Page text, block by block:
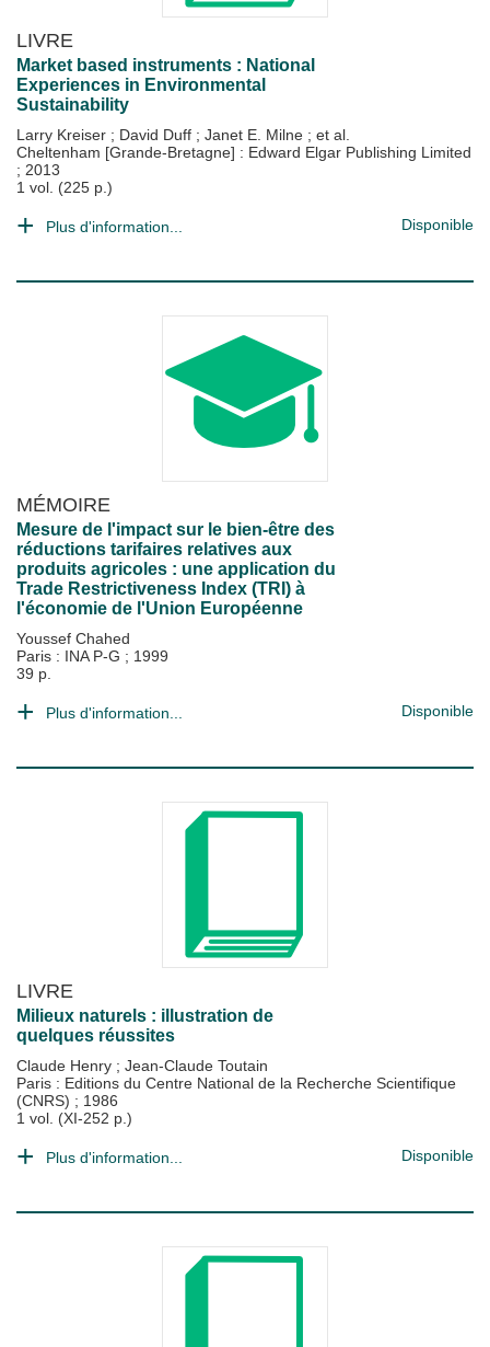
LIVRE
Market based instruments : National
Experiences in Environmental
Sustainability
Larry Kreiser ; David Duff ; Janet E. Milne ; et al.
Cheltenham [Grande-Bretagne] : Edward Elgar Publishing Limited
; 2013
1 vol. (225 p.)
Plus d'information... Disponible
MÉMOIRE
Mesure de l'impact sur le bien-être des
réductions tarifaires relatives aux
produits agricoles : une application du
Trade Restrictiveness Index (TRI) à
l'économie de l'Union Européenne
Youssef Chahed
Paris : INA P-G ; 1999
39 p.
Plus d'information... Disponible
LIVRE
Milieux naturels : illustration de
quelques réussites
Claude Henry ; Jean-Claude Toutain
Paris : Editions du Centre National de la Recherche Scientifique
(CNRS) ; 1986
1 vol. (XI-252 p.)
Plus d'information... Disponible